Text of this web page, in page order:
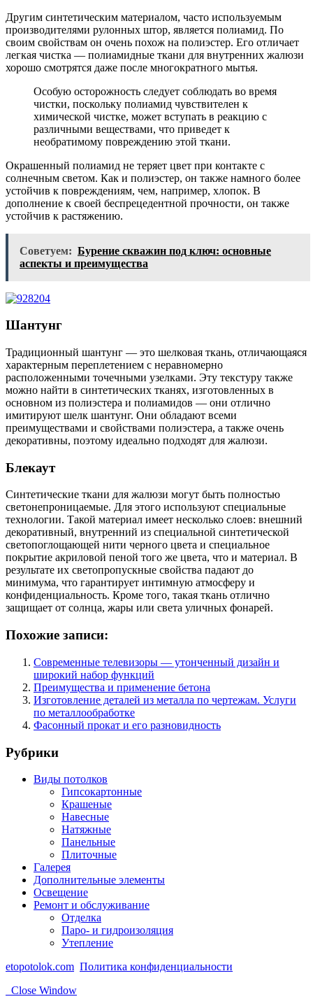
Другим синтетическим материалом, часто используемым
производителями рулонных штор, является полиамид. По
своим свойствам он очень похож на полиэстер. Его отличает
легкая чистка — полиамидные ткани для внутренних жалюзи
хорошо смотрятся даже после многократного мытья.
Особую осторожность следует соблюдать во время
чистки, поскольку полиамид чувствителен к
химической чистке, может вступать в реакцию с
различными веществами, что приведет к
необратимому повреждению этой ткани.
Окрашенный полиамид не теряет цвет при контакте с
солнечным светом. Как и полиэстер, он также намного более
устойчив к повреждениям, чем, например, хлопок. В
дополнение к своей беспрецедентной прочности, он также
устойчив к растяжению.
Советуем: Бурение скважин под ключ: основные
аспекты и преимущества
Шантунг
Традиционный шантунг — это шелковая ткань, отличающаяся
характерным переплетением с неравномерно
расположенными точечными узелками. Эту текстуру также
можно найти в синтетических тканях, изготовленных в
основном из полиэстера и полиамидов — они отлично
имитируют шелк шантунг. Они обладают всеми
преимуществами и свойствами полиэстера, а также очень
декоративны, поэтому идеально подходят для жалюзи.
Блекаут
Синтетические ткани для жалюзи могут быть полностью
светонепроницаемые. Для этого используют специальные
технологии. Такой материал имеет несколько слоев: внешний
декоративный, внутренний из специальной синтетической
светопоглощающей нити черного цвета и специальное
покрытие акриловой пеной того же цвета, что и материал. В
результате их светопропускные свойства падают до
минимума, что гарантирует интимную атмосферу и
конфиденциальность. Кроме того, такая ткань отлично
защищает от солнца, жары или света уличных фонарей.
Похожие записи:
Современные телевизоры — утонченный дизайн и
широкий набор функций
Преимущества и применение бетона
Изготовление деталей из металла по чертежам. Услуги
по металлообработке
Фасонный прокат и его разновидность
Рубрики
Виды потолков
Гипсокартонные
Крашеные
Навесные
Натяжные
Панельные
Плиточные
Галерея
Дополнительные элементы
Освещение
Ремонт и обслуживание
Отделка
Паро- и гидроизоляция
Утепление
etopotolok.com Политика конфиденциальности
Close Window